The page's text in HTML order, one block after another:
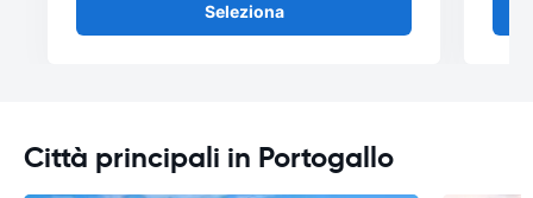
Seleziona
Città principali in Portogallo